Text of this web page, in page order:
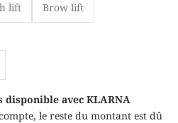
lift Brow lift
disponible avec KLARNA
le reste du montant est dû